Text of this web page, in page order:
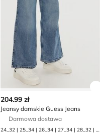
204.99 zł
Jeansy damskie Guess Jeans
Darmowa dostawa
24_32 | 25_34 | 26_34 | 27_34 | 28_32 | 28_34 | 29_34 | 30_34 | 31_34 | 32_32 | 32_34 | 33_32 | 34_32 | 34_34